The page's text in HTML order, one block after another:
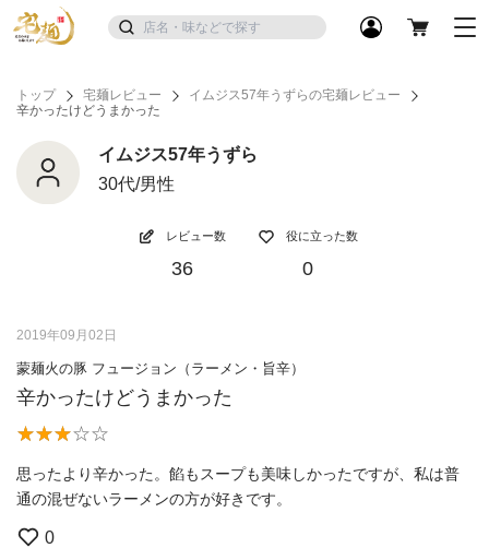
トップ 宅麺レビュー
イムジス57年うずらの宅麺レビュー
辛かったけどうまかった
イムジス57年うずら
30代/男性
レビュー数
36
役に立った数
0
2019年09月02日
蒙麺火の豚 フュージョン（ラーメン・旨辛）
辛かったけどうまかった
思ったより辛かった。餡もスープも美味しかったですが、私は普
通の混ぜないラーメンの方が好きです。
0